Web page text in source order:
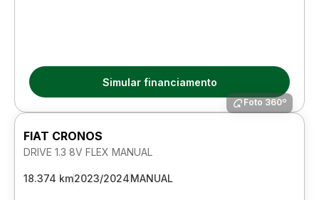
Simular financiamento
Foto 360º
FIAT CRONOS
DRIVE 1.3 8V FLEX MANUAL
18.374 km2023/2024MANUAL